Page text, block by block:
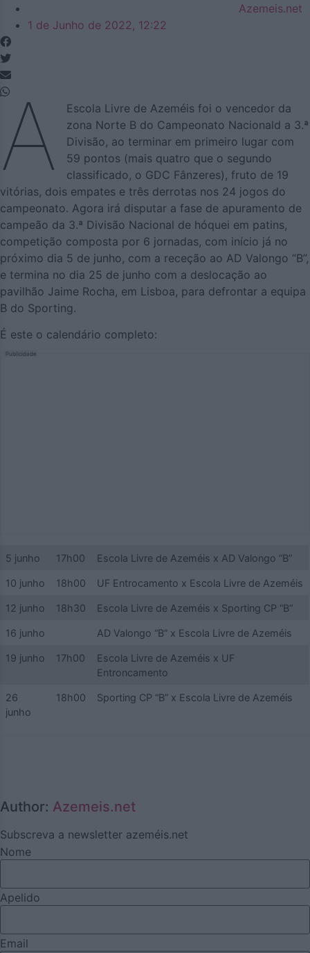
Azemeis.net
1 de Junho de 2022, 12:22
A
Escola Livre de Azeméis foi o vencedor da
zona Norte B do Campeonato Nacionald a 3.ª
Divisão, ao terminar em primeiro lugar com
59 pontos (mais quatro que o segundo
classificado, o GDC Fânzeres), fruto de 19
vitórias, dois empates e três derrotas nos 24 jogos do
campeonato. Agora irá disputar a fase de apuramento de
campeão da 3.ª Divisão Nacional de hóquei em patins,
competição composta por 6 jornadas, com início já no
próximo dia 5 de junho, com a receção ao AD Valongo “B”,
e termina no dia 25 de junho com a deslocação ao
pavilhão Jaime Rocha, em Lisboa, para defrontar a equipa
B do Sporting.
É este o calendário completo:
Publicidade
5 junho 17h00 Escola Livre de Azeméis x AD Valongo “B”
10 junho 18h00 UF Entrocamento x Escola Livre de Azeméis
12 junho 18h30 Escola Livre de Azeméis x Sporting CP “B”
16 junho AD Valongo “B” x Escola Livre de Azeméis
19 junho 17h00
Escola Livre de Azeméis x UF
Entroncamento
26
junho
18h00 Sporting CP “B” x Escola Livre de Azeméis
Author: Azemeis.net
Subscreva a newsletter azeméis.net
Nome
Apelido
Email